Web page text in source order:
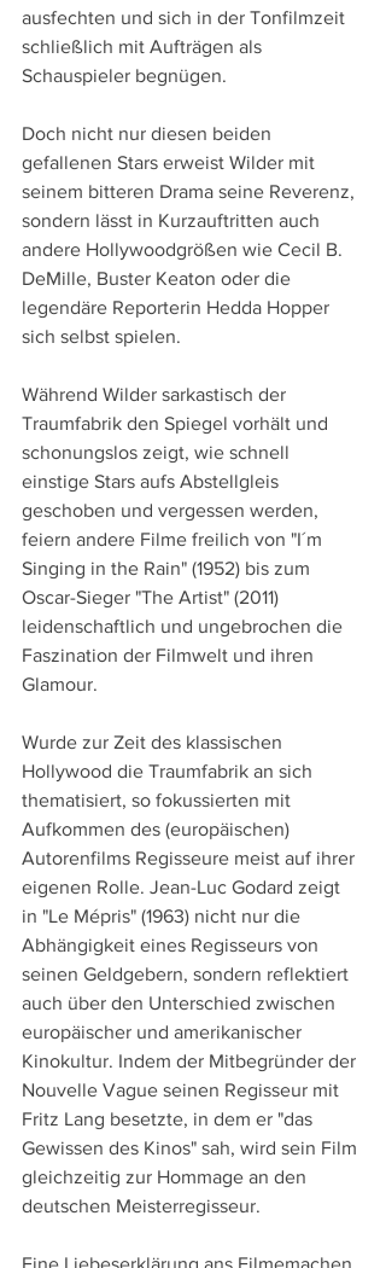
ausfechten und sich in der Tonfilmzeit
schließlich mit Aufträgen als
Schauspieler begnügen.
Doch nicht nur diesen beiden
gefallenen Stars erweist Wilder mit
seinem bitteren Drama seine Reverenz,
sondern lässt in Kurzauftritten auch
andere Hollywoodgrößen wie Cecil B.
DeMille, Buster Keaton oder die
legendäre Reporterin Hedda Hopper
sich selbst spielen.
Während Wilder sarkastisch der
Traumfabrik den Spiegel vorhält und
schonungslos zeigt, wie schnell
einstige Stars aufs Abstellgleis
geschoben und vergessen werden,
feiern andere Filme freilich von "I´m
Singing in the Rain" (1952) bis zum
Oscar-Sieger "The Artist" (2011)
leidenschaftlich und ungebrochen die
Faszination der Filmwelt und ihren
Glamour.
Wurde zur Zeit des klassischen
Hollywood die Traumfabrik an sich
thematisiert, so fokussierten mit
Aufkommen des (europäischen)
Autorenfilms Regisseure meist auf ihrer
eigenen Rolle. Jean-Luc Godard zeigt
in "Le Mépris" (1963) nicht nur die
Abhängigkeit eines Regisseurs von
seinen Geldgebern, sondern reflektiert
auch über den Unterschied zwischen
europäischer und amerikanischer
Kinokultur. Indem der Mitbegründer der
Nouvelle Vague seinen Regisseur mit
Fritz Lang besetzte, in dem er "das
Gewissen des Kinos" sah, wird sein Film
gleichzeitig zur Hommage an den
deutschen Meisterregisseur.
Eine Liebeserklärung ans Filmemachen